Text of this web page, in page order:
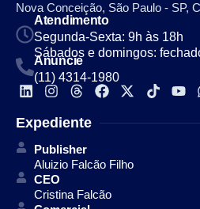
Nova Conceição, São Paulo - SP,
Atendimento
Segunda-Sexta: 9h às 18h
Sábados e domingos:
Anuncie
(11) 4314-1980
Expediente
Publisher
Aluizio Falcão Filho
CEO
Cristina Falcão